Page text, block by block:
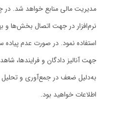
مدیریت مالی منابع خواهد شد. در
نرم‌افزار در جهت اتصال بخش‌ها و
استفاده نمود. در صورت عدم
جهت آنالیز دادگان و فرایندها،
به‌دلیل ضعف در جمع‌آوری و تحلیل
اطلاعات خواهید بود.